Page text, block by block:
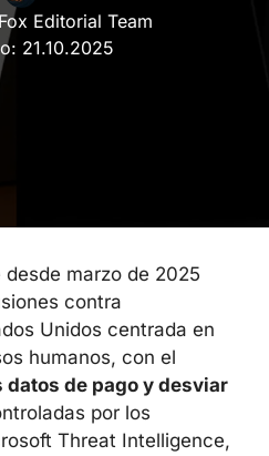
Editorial Team
21.10.2025
marzo de 2025
contra
Unidos centrada en
humanos, con el
datos de pago y desviar
por los
Threat Intelligence,